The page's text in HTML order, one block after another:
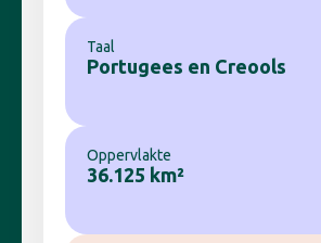
Taal
Portugees en Creools
Oppervlakte
36.125 km²